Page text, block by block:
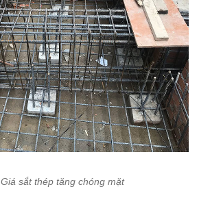
Giá sắt thép tăng chóng mặt